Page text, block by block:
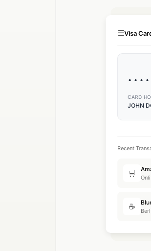
☰Visa
CARD
JOHN
Recent
🛒
☕